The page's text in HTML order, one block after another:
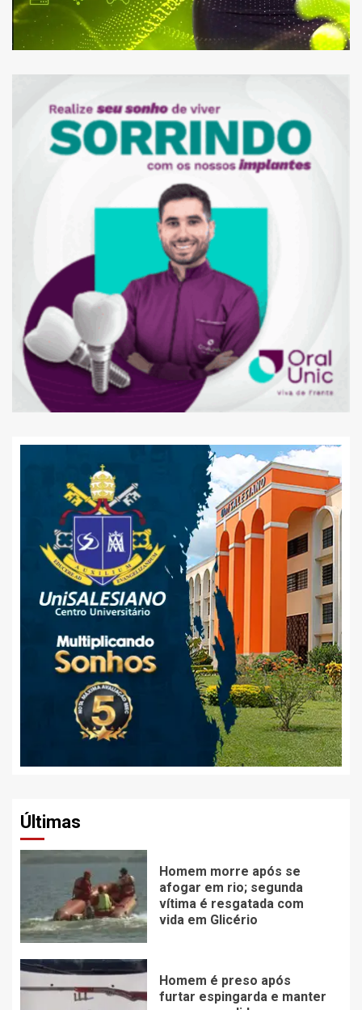
Últimas
Homem morre após se
afogar em rio; segunda
vítima é resgatada com
vida em Glicério
Homem é preso após
furtar espingarda e manter